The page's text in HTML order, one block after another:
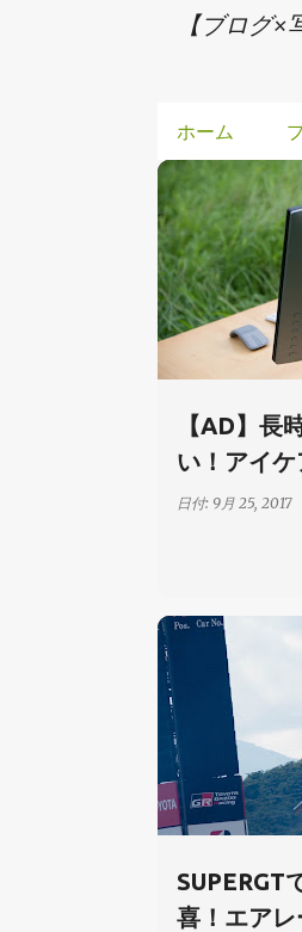
【ブログ
ホーム
投
稿
【AD】長
い！アイ
日付: 9月 25, 2017
デジタルガジェッ
SUPERGT
喜！エアレ
イベント